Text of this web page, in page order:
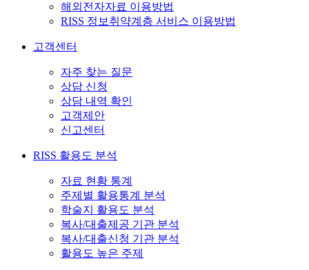
해외전자자료 이용방법
RISS 정보취약계층 서비스 이용방법
고객센터
자주 찾는 질문
상담 신청
상담 내역 확인
고객제안
신고센터
RISS 활용도 분석
자료 현황 통계
주제별 활용통계 분석
학술지 활용도 분석
복사/대출제공 기관 분석
복사/대출신청 기관 분석
활용도 높은 주제